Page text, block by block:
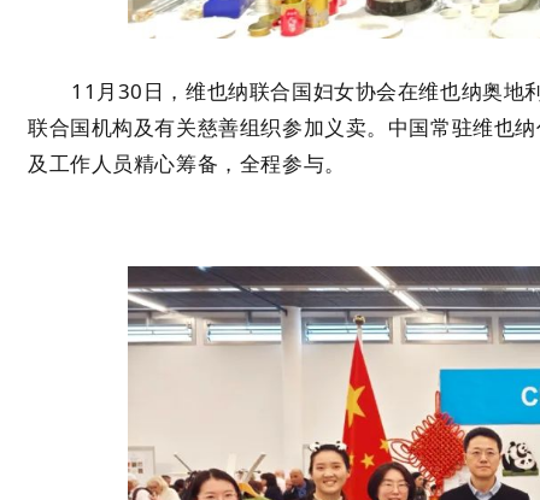
11月30日，维也纳联合国妇女协会在维也纳奥地
联合国机构及有关慈善组织参加义卖。中国常驻维也
及工作人员精心筹备，全程参与。